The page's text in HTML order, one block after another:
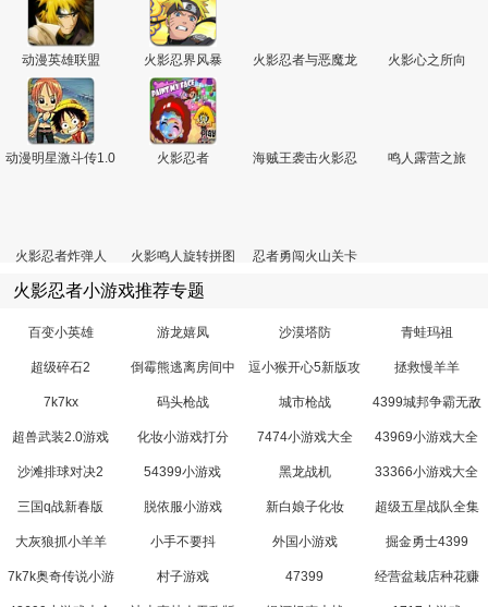
页
动漫英雄联盟 火影忍界风暴 火影忍者与恶魔龙 火影心之所向
动漫明星激斗传1.0 火影忍者
海贼王袭击火影忍
鸣人露营之旅
火影忍者炸弹人 火影鸣人旋转拼图
忍者勇闯火山关卡
火影忍者小游戏推荐专题
百变小英雄 游龙嬉凤 沙漠塔防 青蛙玛祖
超级碎石2
倒霉熊逃离房间中
文版
逗小猴开心5新版攻
略
拯救慢羊羊
7k7kx 码头枪战 城市枪战
4399城邦争霸无敌
版
超兽武装2.0游戏 化妆小游戏打分 7474小游戏大全 43969小游戏大全
沙滩排球对决2 54399小游戏 黑龙战机 33366小游戏大全
三国q战新春版 脱依服小游戏 新白娘子化妆 超级五星战队全集
大灰狼抓小羊羊 小手不要抖 外国小游戏 掘金勇士4399
7k7k奥奇传说小游
戏
村子游戏 47399
经营盆栽店种花赚
钱